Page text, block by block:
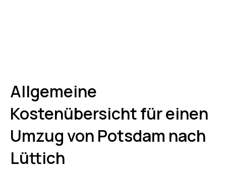
Allgemeine
Kostenübersicht für einen
Umzug von Potsdam nach
Lüttich